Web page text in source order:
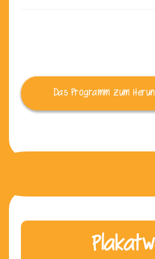
Das Pro­gramm zum